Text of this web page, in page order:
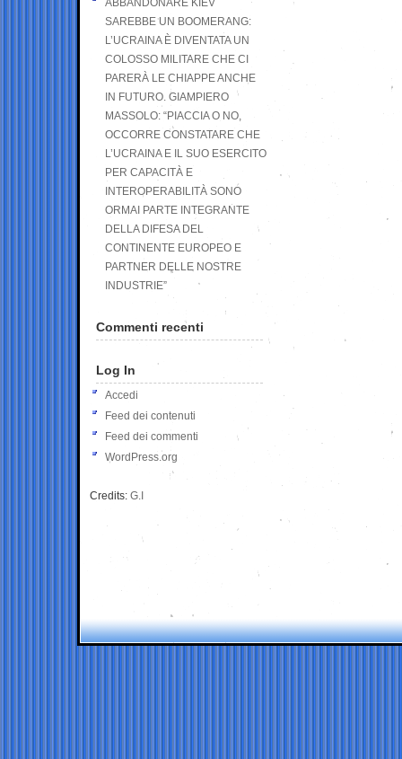
ABBANDONARE KIEV
SAREBBE UN BOOMERANG:
L’UCRAINA È DIVENTATA UN
COLOSSO MILITARE CHE CI
PARERÀ LE CHIAPPE ANCHE
IN FUTURO. GIAMPIERO
MASSOLO: “PIACCIA O NO,
OCCORRE CONSTATARE CHE
L’UCRAINA E IL SUO ESERCITO
PER CAPACITÀ E
INTEROPERABILITÀ SONO
ORMAI PARTE INTEGRANTE
DELLA DIFESA DEL
CONTINENTE EUROPEO E
PARTNER DELLE NOSTRE
INDUSTRIE”
Commenti recenti
Log In
Accedi
Feed dei contenuti
Feed dei commenti
WordPress.org
Credits: G.I